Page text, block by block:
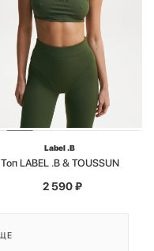
Label .B
Топ LABEL .B & TOUSSUN
2 590₽